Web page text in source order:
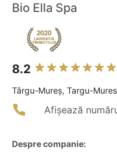
Bio Ella Spa
8.2
Târgu-Mureş, Targu-Mures
Afișează
Despre companie: